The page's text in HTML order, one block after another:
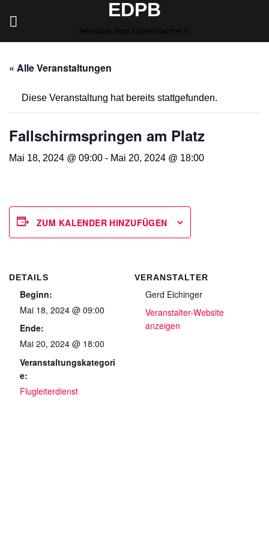
EDPB
Aeroclub Bad Ditzenbach e.V.
« Alle Veranstaltungen
Diese Veranstaltung hat bereits stattgefunden.
Fallschirmspringen am Platz
Mai 18, 2024 @ 09:00 - Mai 20, 2024 @ 18:00
ZUM KALENDER HINZUFÜGEN
DETAILS
Beginn:
Mai 18, 2024 @ 09:00
Ende:
Mai 20, 2024 @ 18:00
Veranstaltungskategori
e:
Flugleiterdienst
VERANSTALTER
Gerd Eichinger
Veranstalter-Website
anzeigen